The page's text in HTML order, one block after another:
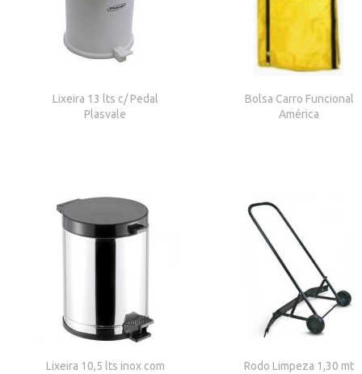
Lixeira 13 lts c/ Pedal
Plasvale
Bolsa Carro Funcional
América
Lixeira 10,5 lts inox com
Rodo Limpeza 1,30 mt